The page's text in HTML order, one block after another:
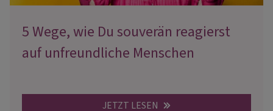
5 Wege, wie Du souverän reagierst
auf unfreundliche Menschen
JETZT LESEN